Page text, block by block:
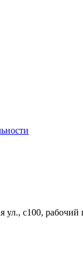
ул., с100,